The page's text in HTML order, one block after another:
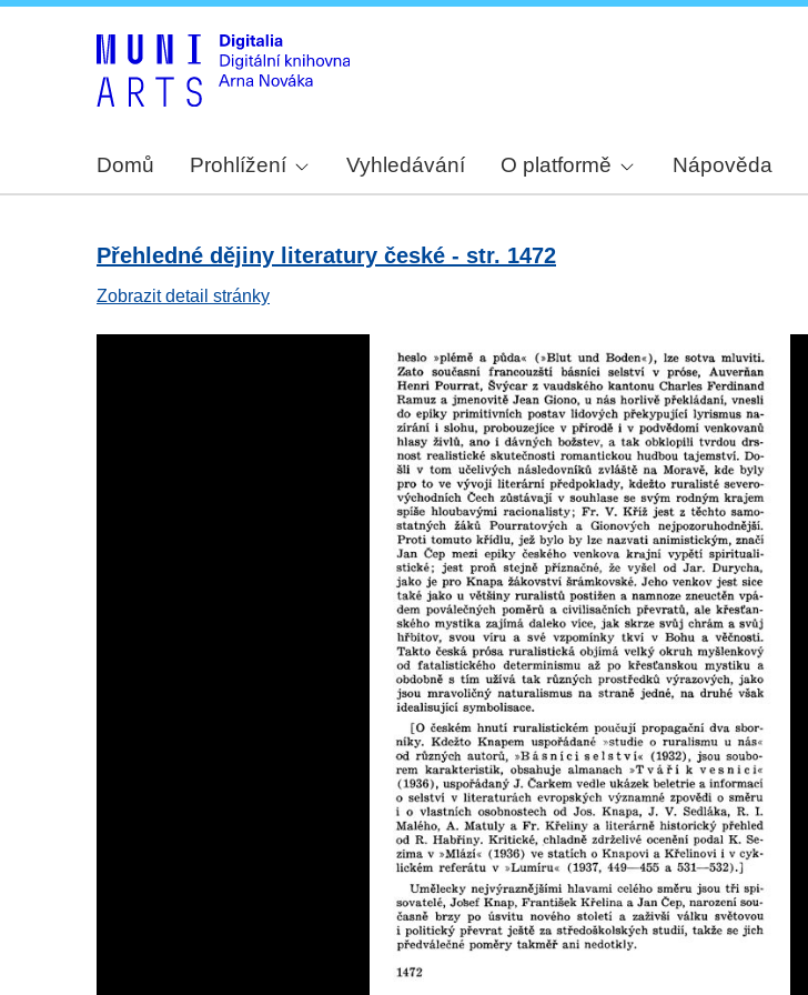
Domů Prohlížení Vyhledávání O platformě Nápověda
Přehledné dějiny literatury české - str. 1472
Zobrazit detail stránky